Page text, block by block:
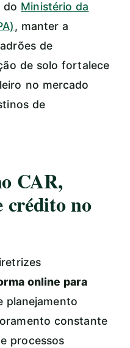
do Ministério da
, manter a
de
de solo fortalece
no mercado
de
CAR,
crédito no
online para
planejamento
constante
processos